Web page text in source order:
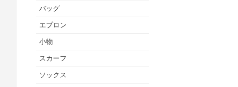
バッグ
エプロン
小物
スカーフ
ソックス